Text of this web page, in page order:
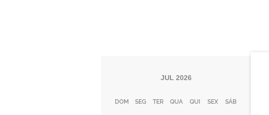
JUL 2026
DOM SEG TER QUA QUI SEX SÁB